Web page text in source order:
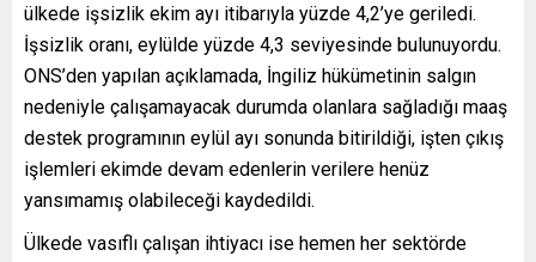
ülkede işsizlik ekim ayı itibarıyla yüzde 4,2’ye geriledi.
İşsizlik oranı, eylülde yüzde 4,3 seviyesinde bulunuyordu.
ONS’den yapılan açıklamada, İngiliz hükümetinin salgın
nedeniyle çalışamayacak durumda olanlara sağladığı maaş
destek programının eylül ayı sonunda bitirildiği, işten çıkış
işlemleri ekimde devam edenlerin verilere henüz
yansımamış olabileceği kaydedildi.
Ülkede vasıflı çalışan ihtiyacı ise hemen her sektörde